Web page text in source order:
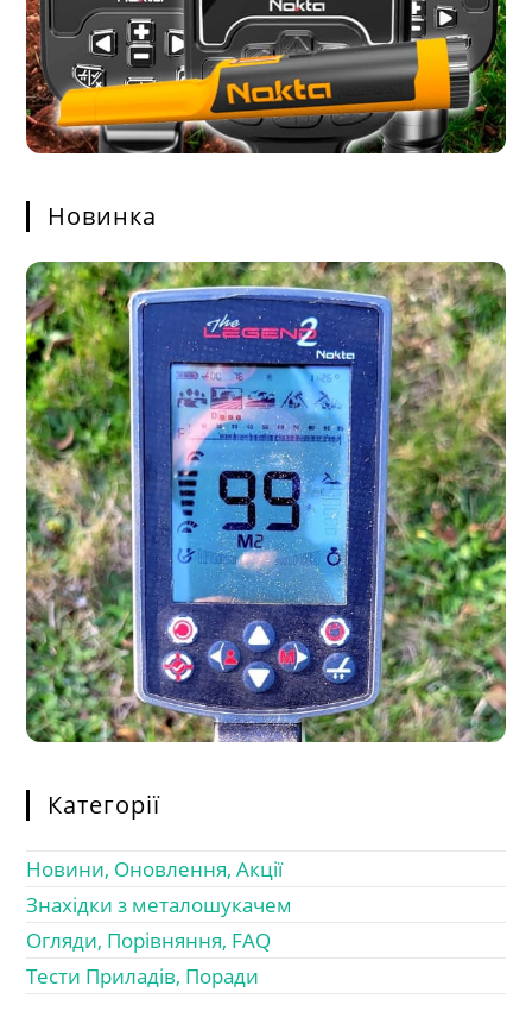
Новинка
Категорії
Новини, Оновлення, Акції
Знахідки з металошукачем
Огляди, Порівняння, FAQ
Тести Приладів, Поради